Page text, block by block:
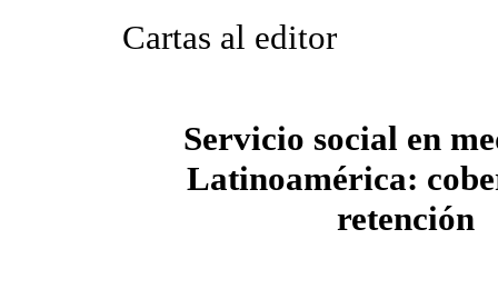
Cartas al editor
Servicio social en
Latinoamérica:
retención